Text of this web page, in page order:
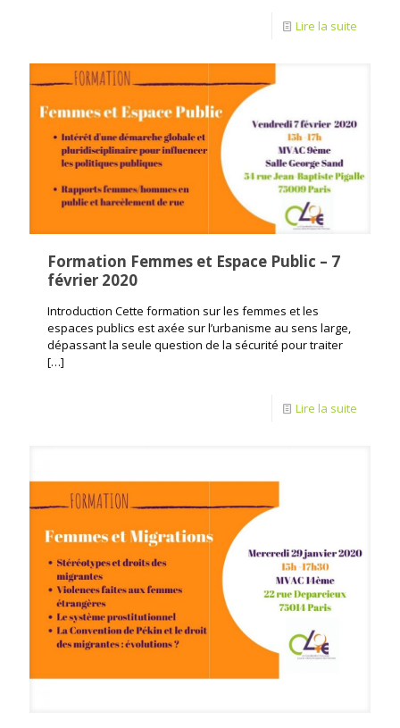
Lire la suite
Formation Femmes et Espace Public – 7
février 2020
Introduction Cette formation sur les femmes et les
espaces publics est axée sur l’urbanisme au sens large,
dépassant la seule question de la sécurité pour traiter
[…]
Lire la suite